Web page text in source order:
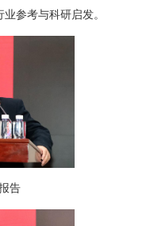
参考与科研启发。
告